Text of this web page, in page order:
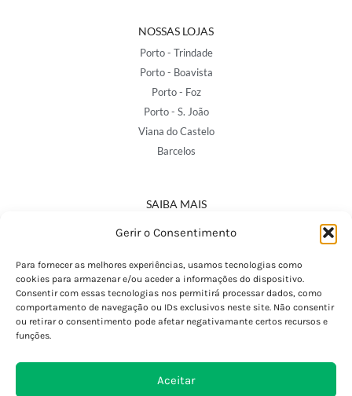
Gerir o Consentimento
Para fornecer as melhores experiências, usamos tecnologias como
cookies para armazenar e/ou aceder a informações do dispositivo.
Consentir com essas tecnologias nos permitirá processar dados, como
comportamento de navegação ou IDs exclusivos neste site. Não consentir
ou retirar o consentimento pode afetar negativamante certos recursos e
funções.
Aceitar
NOSSAS LOJAS
Porto - Trindade
Porto - Boavista
Porto - Foz
Porto - S. João
Viana do Castelo
Barcelos
SAIBA MAIS
Política de Privacidade
Termos e Condições
Perguntas Frequentes
Custos de Envio
Encomendas Internacionais
Devoluções e Trocas